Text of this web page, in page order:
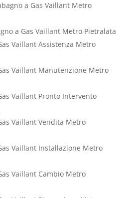
a Gas Vaillant Metro
a Gas Vaillant Metro Pietralata
Vaillant Assistenza Metro
Vaillant Manutenzione Metro
Vaillant Pronto Intervento
Vaillant Vendita Metro
Vaillant Installazione Metro
Vaillant Cambio Metro